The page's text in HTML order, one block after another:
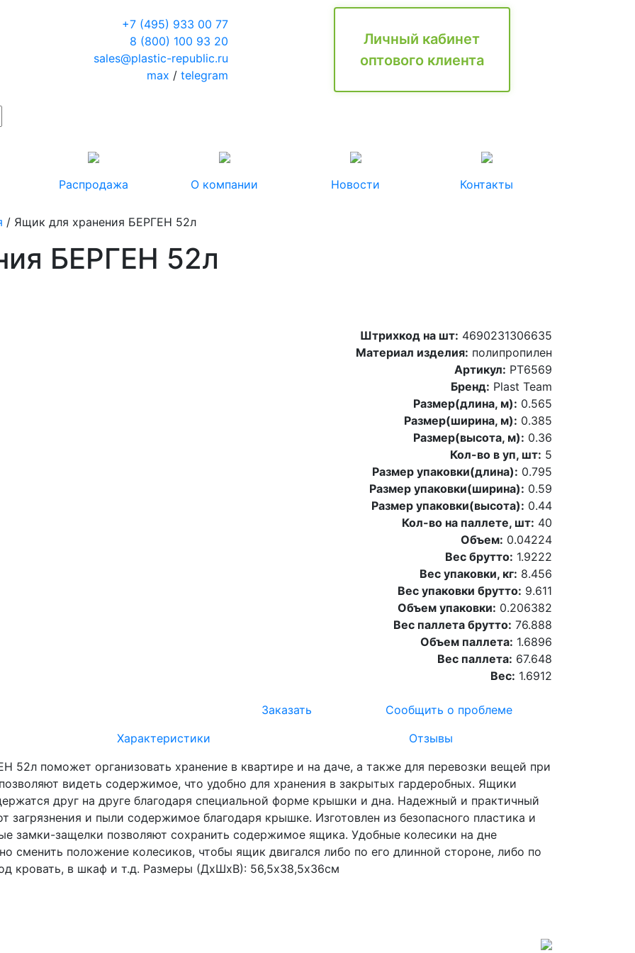
+7 (495) 933 00 77
8 (800) 100 93 20
sales@plastic-republic.ru
max / telegram
Личный кабинет
оптового клиента
Распродажа О компании Новости Контакты
/ Ящик для хранения БЕРГЕН 52л
БЕРГЕН 52л
Штрихкод на шт: 4690231306635
Материал изделия: полипропилен
Артикул: PT6569
Бренд: Plast Team
Размер(длина, м): 0.565
Размер(ширина, м): 0.385
Размер(высота, м): 0.36
Кол-во в уп, шт: 5
Размер упаковки(длина): 0.795
Размер упаковки(ширина): 0.59
Размер упаковки(высота): 0.44
Кол-во на паллете, шт: 40
Объем: 0.04224
Вес брутто: 1.9222
Вес упаковки, кг: 8.456
Вес упаковки брутто: 9.611
Объем упаковки: 0.206382
Вес паллета брутто: 76.888
Объем паллета: 1.6896
Вес паллета: 67.648
Вес: 1.6912
Заказать
Сообщить о проблеме
Характеристики
Отзывы
52л поможет организовать хранение в квартире и на даче, а также для перевозки вещей при
видеть содержимое, что удобно для хранения в закрытых гардеробных. Ящики
друг на друге благодаря специальной форме крышки и дна. Надежный и практичный
и пыли содержимое благодаря крышке. Изготовлен из безопасного пластика и
замки-защелки позволяют сохранить содержимое ящика. Удобные колесики на дне
сменить положение колесиков, чтобы ящик двигался либо по его длинной стороне, либо по
кровать, в шкаф и т.д. Размеры (ДхШхВ): 56,5х38,5х36см